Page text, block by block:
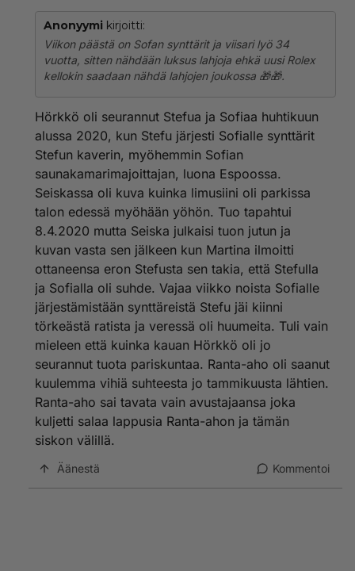
Anonyymi kirjoitti:
Viikon päästä on Sofan synttärit ja viisari lyö 34
vuotta, sitten nähdään luksus lahjoja ehkä uusi Rolex
kellokin saadaan nähdä lahjojen joukossa 🎁🎁.
Hörkkö oli seurannut Stefua ja Sofiaa huhtikuun
alussa 2020, kun Stefu järjesti Sofialle synttärit
Stefun kaverin, myöhemmin Sofian
saunakamarimajoittajan, luona Espoossa.
Seiskassa oli kuva kuinka limusiini oli parkissa
talon edessä myöhään yöhön. Tuo tapahtui
8.4.2020 mutta Seiska julkaisi tuon jutun ja
kuvan vasta sen jälkeen kun Martina ilmoitti
ottaneensa eron Stefusta sen takia, että Stefulla
ja Sofialla oli suhde. Vajaa viikko noista Sofialle
järjestämistään synttäreistä Stefu jäi kiinni
törkeästä ratista ja veressä oli huumeita. Tuli vain
mieleen että kuinka kauan Hörkkö oli jo
seurannut tuota pariskuntaa. Ranta-aho oli saanut
kuulemma vihiä suhteesta jo tammikuusta lähtien.
Ranta-aho sai tavata vain avustajaansa joka
kuljetti salaa lappusia Ranta-ahon ja tämän
siskon välillä.
Äänestä Kommentoi